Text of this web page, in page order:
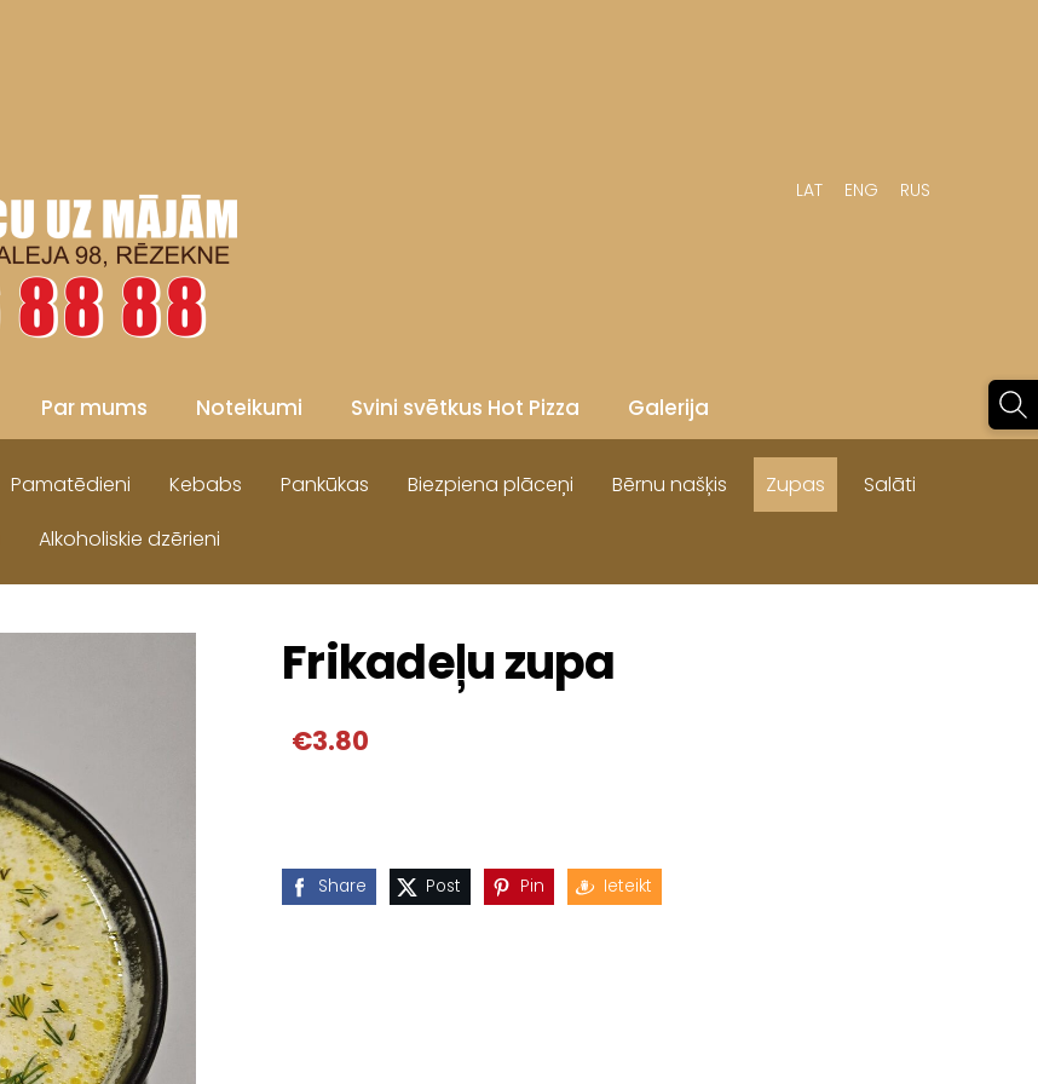
LAT ENG RUS
Par mums Noteikumi Svini svētkus Hot Pizza Galerija
Pamatēdieni Kebabs Pankūkas Biezpiena plāceņi Bērnu našķis Zupas
Salāti
Alkoholiskie dzērieni
Frikadeļu zupa
€3.80
Share Post Pin Ieteikt